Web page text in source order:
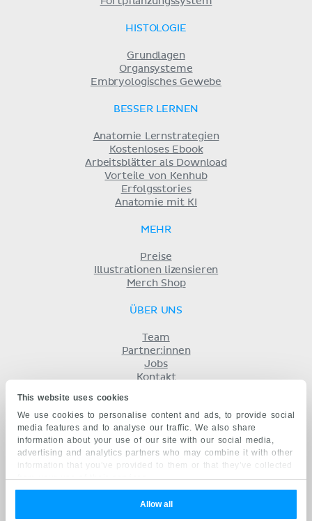
This website uses cookies
We use cookies to personalise content and ads, to provide social
media features and to analyse our traffic. We also share
information about your use of our site with our social media,
advertising and analytics partners who may combine it with other
information that you’ve provided to them or that they’ve collected
from your use of their services.
Allow all
HISTOLOGIE
Grundlagen
Organsysteme
Embryologisches Gewebe
BESSER LERNEN
Anatomie Lernstrategien
Kostenloses Ebook
Arbeitsblätter als Download
Vorteile von Kenhub
Erfolgsstories
Anatomie mit KI
MEHR
Preise
Illustrationen lizensieren
Merch Shop
ÜBER UNS
Team
Partner:innen
Jobs
Kontakt
Geschäftsbedingungen
Datenschutz
KENHUB AUF...
English
русский